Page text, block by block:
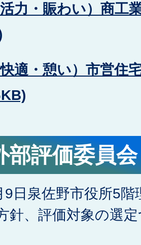
力・賑わい）商工
適・憩い）市営住
部評価委員会
9日泉佐野市役所5
針、評価対象の選